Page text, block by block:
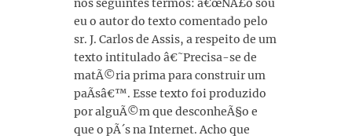
nos seguintes termos: â€œNÃ£o sou
eu o autor do texto comentado pelo
sr. J. Carlos de Assis, a respeito de um
texto intitulado â€˜Precisa-se de
matÃ©ria prima para construir um
paÃ­sâ€™. Esse texto foi produzido
por alguÃ©m que desconheÃ§o e
que o pÃ´s na Internet. Acho que